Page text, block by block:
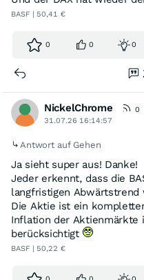
BASF | 50,41 €
0 0 0
NickelChrome
0
31.07.26 16:14:57
Antwort auf Gehen
Ja sieht super aus! Danke!
Jeder erkennt, dass die
langfristigen
Die Aktie ist ein
Inflation der Aktienmärkte
berücksichtigt
BASF | 50,22 €